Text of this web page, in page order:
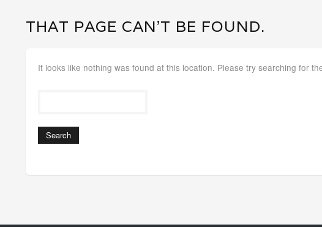
THAT PAGE CAN’T BE FOUND.
It looks like nothing was found at this location. Please try searching for